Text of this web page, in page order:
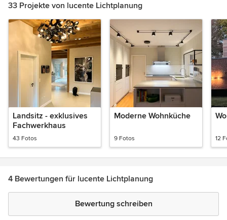
33 Projekte von lucente Lichtplanung
Landsitz - exklusives
Fachwerkhaus
43 Fotos
Moderne Wohnküche
9 Fotos 12
4 Bewertungen für lucente Lichtplanung
Bewertung schreiben